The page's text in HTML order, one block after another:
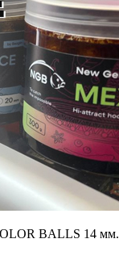
BALLS 14 мм.